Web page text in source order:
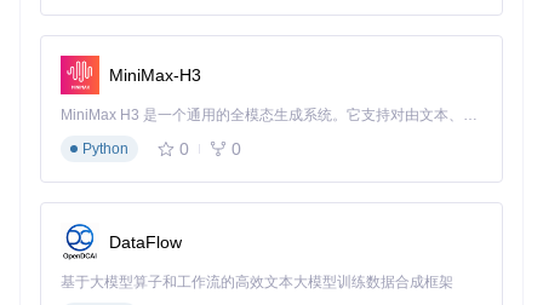
\geometry
这个调整可以根据内容多少灵活设置，确保在有限的页面内呈
现更多信息，同时保持良好的阅读体验。
通过以下方式调整标题样式：
% 自定义章节标题格式
\subsection *{\xiaosihao \songti \quad
MiniMax-H3
MiniMax H3 是一个通用的全模态生成系统。它支持对由文本、图像、视频和音频组成的多模态上下文进行统一理解，并能生成分辨率高达 2K、时长可达 15 秒的带原生立体声音频的视频。得益于面向任务泛化的系统设计，H3 在预训练阶段就已具备广泛的多模态上下文理解与生成能力，能够出色地执行复杂的多模态指令。
Python
0 0
DataFlow
基于大模型算子和工作流的高效文本大模型训练数据合成框架